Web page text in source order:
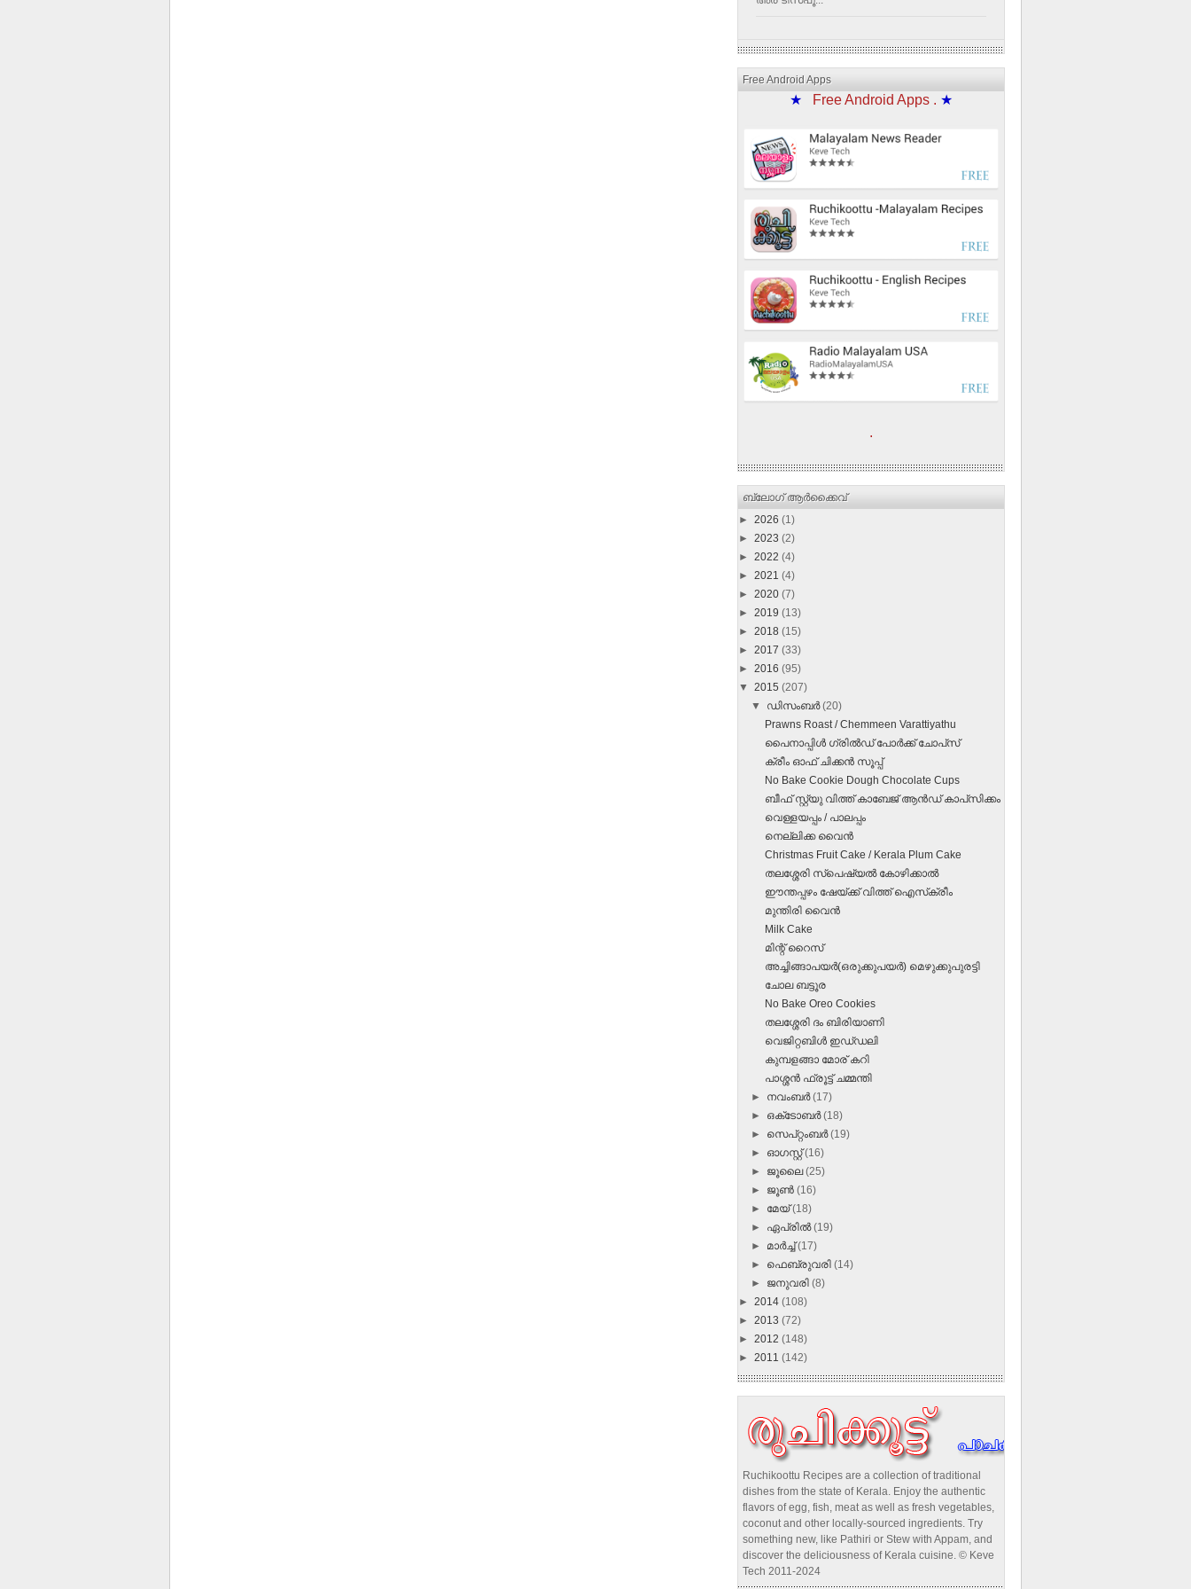
Free Android Apps
★ Free Android Apps . ★
.
ബ്ലോഗ് ആര്‍ക്കൈവ്
► 2026 (1)
► 2023 (2)
► 2022 (4)
► 2021 (4)
► 2020 (7)
► 2019 (13)
► 2018 (15)
► 2017 (33)
► 2016 (95)
▼ 2015 (207)
▼ ഡിസംബർ(20)
Prawns Roast / Chemmeen Varattiyathu
പൈനാപ്പിള്‍ ഗ്രില്‍ഡ്‌ പോര്‍ക്ക്‌ ചോപ്‌സ്
ക്രീം ഓഫ് ചിക്കന്‍ സൂപ്പ്
No Bake Cookie Dough Chocolate Cups
ബീഫ് സ്റ്റ്യു വിത്ത് കാബേജ് ആന്‍ഡ് കാപ്‌സിക്കം
വെള്ളയപ്പം / പാലപ്പം
നെല്ലിക്ക വൈന്‍
Christmas Fruit Cake / Kerala Plum Cake
തലശ്ശേരി സ്‌പെഷ്യല്‍ കോഴിക്കാല്‍
ഈന്തപ്പഴം ഷേയ്‌ക്ക് വിത്ത്‌ ഐസ്‌ക്രീം
മുന്തിരി വൈൻ
Milk Cake
മിന്റ്‌ റൈസ്‌
അച്ചിങ്ങാപയര്‍(ഒരുക്കുപയര്‍) മെഴുക്കുപുരട്ടി
ചോല ബട്ടൂര
No Bake Oreo Cookies
തലശ്ശേരി ദം ബിരിയാണി
വെജിറ്റബിള്‍ ഇഡ്‌ഡലി
കുമ്പളങ്ങാ മോര് കറി
പാശ്ശൻ ഫ്രൂട്ട് ചമ്മന്തി
► നവംബർ(17)
► ഒക്‌ടോബർ(18)
► സെപ്റ്റംബർ(19)
► ഓഗസ്റ്റ്(16)
► ജൂലൈ(25)
► ജൂൺ(16)
► മേയ്(18)
► ഏപ്രിൽ(19)
► മാർച്ച്(17)
► ഫെബ്രുവരി(14)
► ജനുവരി(8)
► 2014 (108)
► 2013 (72)
► 2012 (148)
► 2011 (142)
Ruchikoottu Recipes are a collection of traditional
dishes from the state of Kerala. Enjoy the authentic
flavors of egg, fish, meat as well as fresh vegetables,
coconut and other locally-sourced ingredients. Try
something new, like Pathiri or Stew with Appam, and
discover the deliciousness of Kerala cuisine. © Keve
Tech 2011-2024